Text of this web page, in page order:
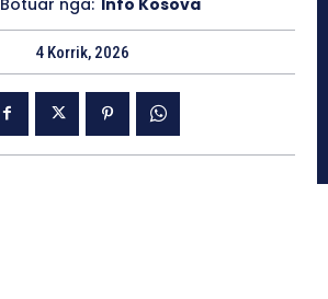
Botuar nga: Info Kosova
4 Korrik, 2026